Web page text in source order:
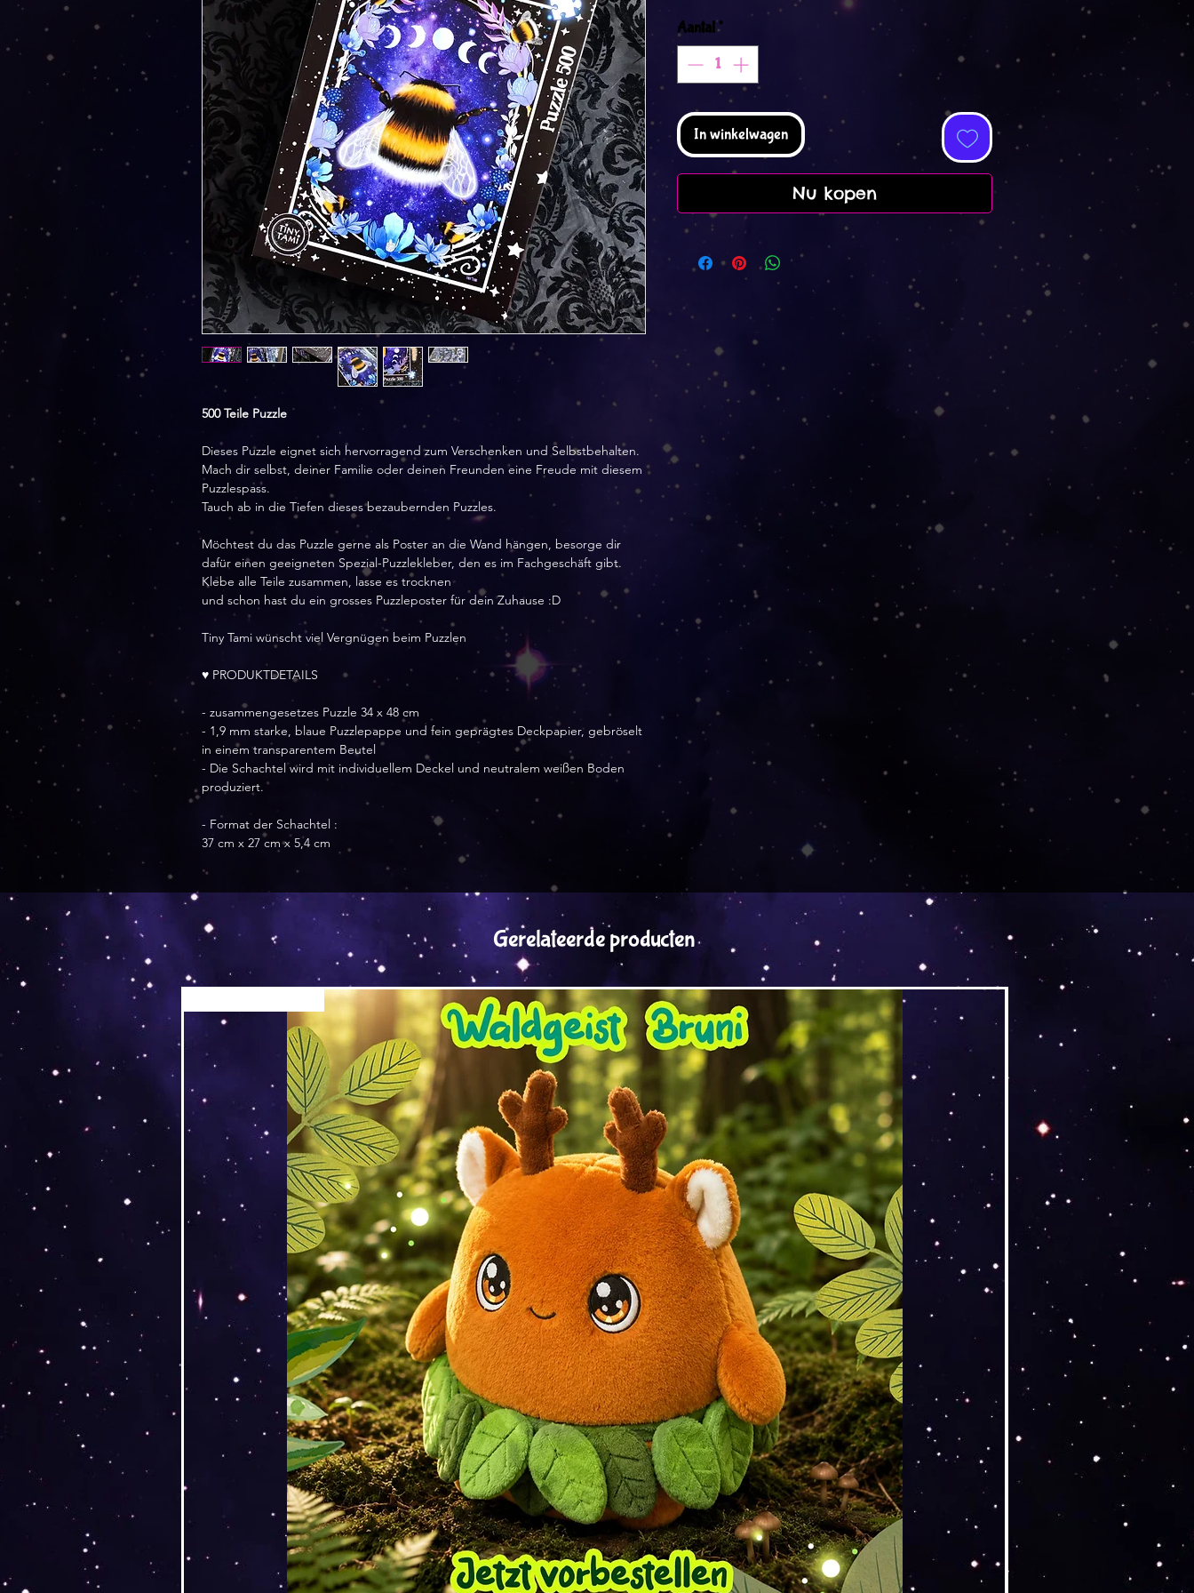
500 Teile Puzzle
Dieses Puzzle eignet sich hervorragend zum Verschenken und Selbstbehalten.
Mach dir selbst, deiner Familie oder deinen Freunden eine Freude mit diesem
Puzzlespass.
Tauch ab in die Tiefen dieses bezaubernden Puzzles.
Möchtest du das Puzzle gerne als Poster an die Wand hängen, besorge dir
dafür einen geeigneten Spezial-Puzzlekleber, den es im Fachgeschäft gibt.
Klebe alle Teile zusammen, lasse es trocknen
und schon hast du ein grosses Puzzleposter für dein Zuhause :D
Tiny Tami wünscht viel Vergnügen beim Puzzlen
♥ PRODUKTDETAILS
- zusammengesetzes Puzzle 34 x 48 cm
- 1,9 mm starke, blaue Puzzlepappe und fein geprägtes Deckpapier, gebröselt
in einem transparentem Beutel
- Die Schachtel wird mit individuellem Deckel und neutralem weißen Boden
produziert.
- Format der Schachtel :
37 cm x 27 cm x 5,4 cm
Aantal*
In winkelwagen
Nu kopen
Gerelateerde producten